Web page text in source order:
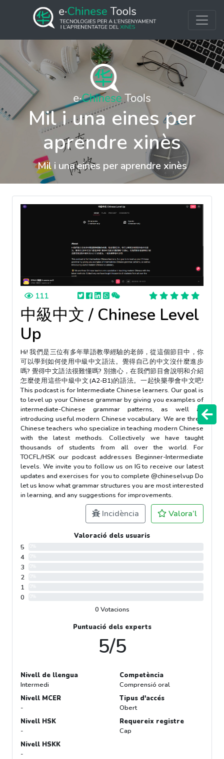
Mil i una eines per
aprendre xinès
Mil i una eines per aprendre xinès
111
中級中文 / Chinese Level
Up
Hi! 我們是三位有多年華語教學經驗的老師，從這個節目中，你
可以學到如何使用中級中文語法。覺得自己的中文沒什麼進步
嗎? 覺得中文語法很難懂嗎? 別擔心，在我們節目會說明和介紹
怎麼使用這些中級中文(A2-B1)的語法。一起快樂學會中文吧!
This podcast is for Intermediate Chinese learners. Our goal is
to level up your Chinese grammar by giving you examples of
intermediate-Chinese grammar patterns, as well as
introducing useful modern Chinese vocabulary. We are three
Chinese teachers who specialize in teaching modern Chinese
with the latest methods. Collectively we have taught
thousands of students from all over the world. For
TOCFL/HSK our podcast addresses Beginner-Intermediate
levels. We invite you to follow us on IG to receive our latest
updates and exercises for you to complete @chineselvup Do
let us know what grammar structures you are most interested
in learning, and any suggestions for improvements.
Incidència Valora’l
Valoració dels usuaris
5
4
3
2
1
0
0 Votacions
Puntuació dels experts
5/5
Nivell de llengua
Intermedi
Nivell MCER
-
Nivell HSK
-
Nivell HSKK
-
Competència
Comprensió oral
Tipus d'accés
Obert
Requereix registre
Cap